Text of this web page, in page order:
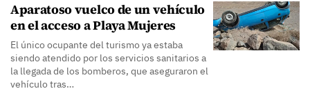
Aparatoso vuelco de un vehículo
en el acceso a Playa Mujeres
El único ocupante del turismo ya estaba
siendo atendido por los servicios sanitarios a
la llegada de los bomberos, que aseguraron el
vehículo tras…